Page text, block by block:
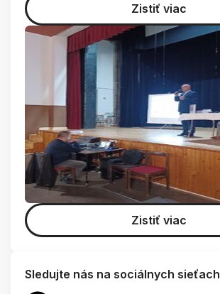
Zistiť viac
Zistiť viac
Sledujte nás na sociálnych sieťach